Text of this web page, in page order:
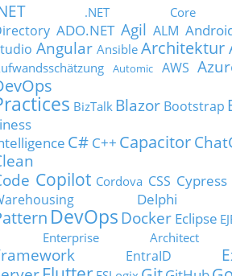
.NET Core
ADO.NET Agil ALM
Angular Ansible Architektur
Automic AWS
BizTalk Blazor Bootstrap
C# C++ Capacitor
Copilot Cordova CSS Cypress
Delphi
DevOps Docker Eclipse
Enterprise Architect
EntraID